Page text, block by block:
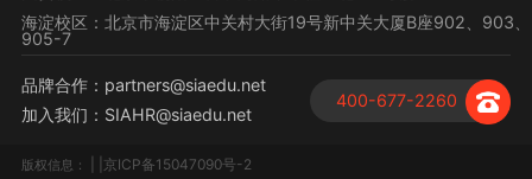
海淀校区：北京市海淀区中关村大街19号新中关大厦B座902、903、
905-7
400-677-2260
品牌合作：partners@siaedu.net
加入我们：SIAHR@siaedu.net
版权信息： | |京ICP备15047090号-2